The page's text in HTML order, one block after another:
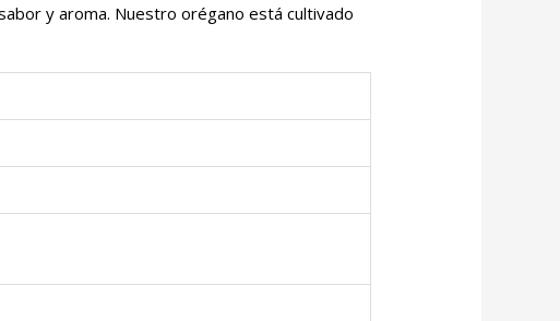
y aroma. Nuestro orégano está cultivado